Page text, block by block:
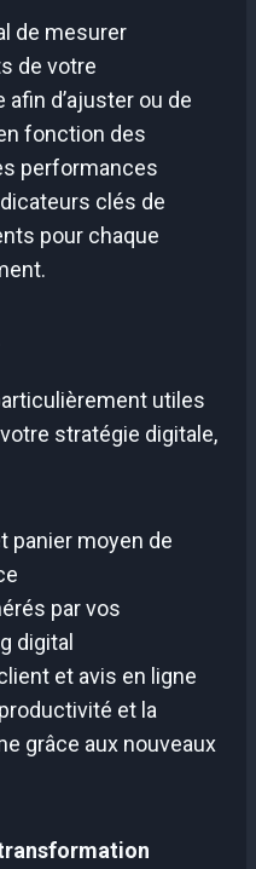
de mesurer
de votre
d’ajuster ou de
fonction des
performances
clés de
pour chaque
utiles
stratégie digitale,
panier moyen de
par vos
digital
et avis en ligne
et la
grâce aux nouveaux